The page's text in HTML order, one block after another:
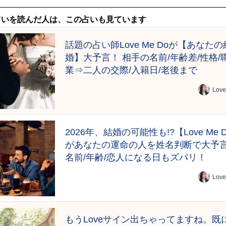
を読んだ人は、この占いも見ています
話題の占い師Love Me Doが【あなたの
婚】大予言！ 相手の名前/年齢差/性格/
業⇒二人の交際/入籍日/老後まで
2026年、結婚の可能性も!?【Love Me
があなたの運命の人を姓名判断で大予言
名前/年齢/恋人になる日もズバリ！
もうLoveサイン出ちゃってますね。既